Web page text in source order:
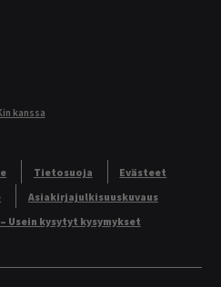
kanssa
Tietosuoja
Evästeet
Asiakirjajulkisuuskuvaus
– Usein kysytyt kysymykset